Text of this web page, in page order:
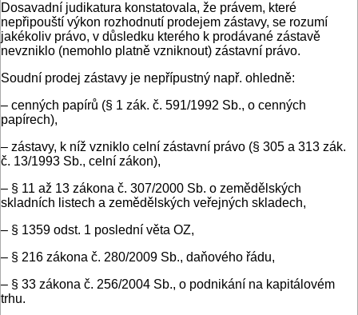
Dosavadní judikatura konstatovala, že právem, které
nepřipouští výkon rozhodnutí prodejem zástavy, se rozumí
jakékoliv právo, v důsledku kterého k prodávané zástavě
nevzniklo (nemohlo platně vzniknout) zástavní právo.
Soudní prodej zástavy je nepřípustný např. ohledně:
– cenných papírů (§ 1 zák. č. 591/1992 Sb., o cenných
papírech),
– zástavy, k níž vzniklo celní zástavní právo (§ 305 a 313 zák.
č. 13/1993 Sb., celní zákon),
– § 11 až 13 zákona č. 307/2000 Sb. o zemědělských
skladních listech a zemědělských veřejných skladech,
– § 1359 odst. 1 poslední věta OZ,
– § 216 zákona č. 280/2009 Sb., daňového řádu,
– § 33 zákona č. 256/2004 Sb., o podnikání na kapitálovém
trhu.